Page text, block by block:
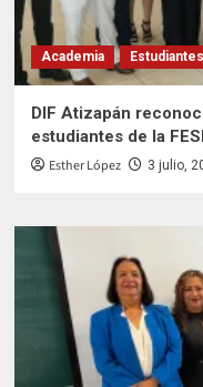
Academia Estudiantes
DIF Atizapán
estudiantes de la FESI
Esther López 3 julio,